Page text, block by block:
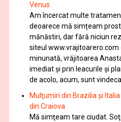
Venus
Am încercat multe
deoarece mă simțeam
mănăstiri, dar fără niciun
siteul
minunată, vrăjitoarea
imediat şi prin leacurile şi
de acolo, acum, sunt
Mulţumiri din Brazilia și
din Craiova
Mă simţeam tare ciudat.